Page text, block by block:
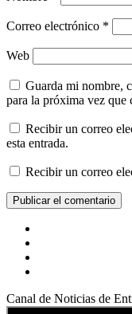
Correo electrónico *
Web
Guarda mi nombre,
para la próxima vez que
Recibir un correo
esta entrada.
Recibir un correo
Canal de Noticias de